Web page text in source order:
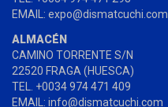
EMAIL: expo@dismatcuchi.com
ALMACÉN
CAMINO TORRENTE S/N
22520 FRAGA (HUESCA)
TEL. +0034 974 471 409
EMAIL: info@dismatcuchi.com